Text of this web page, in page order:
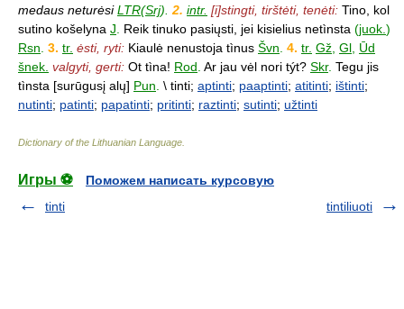
medaus neturėsiLTR(Srj). 2. intr. [i]stingti, tirštėti, tenėti: Tino, kol
sutino košelyna J. Reik tinuko pasiųsti, jei kisielius netìnsta (juok.)
Rsn. 3. tr. ėsti, ryti: Kiaulė nenustoja tìnus Švn. 4. tr. Gž, Gl, Ūd
šnek. valgyti, gerti: Ot tìna! Rod. Ar jau vėl nori týt? Skr. Tegu jis
tìnsta [surūgusį alų] Pun. \ tinti; aptinti; paaptinti; atitinti; ištinti;
nutinti; patinti; papatinti; pritinti; raztinti; sutinti; užtinti
Dictionary of the Lithuanian Language
Игры ⚽
Поможем написать курсовую
tinti
tintiliuoti